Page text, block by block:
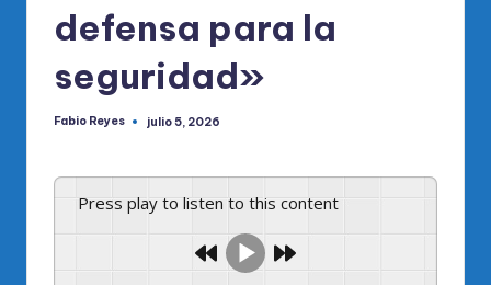
R
M
defensa para la
seguridad»
Publicado
Fabio Reyes julio 5, 2026
Press play to listen to this content